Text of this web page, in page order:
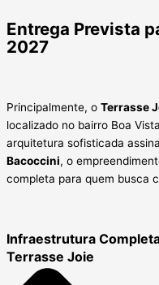
Entrega Prevista
2027
Principalmente, o Terrasse
localizado no bairro Boa
arquitetura sofisticada
Bacoccini, o
completa para quem busca
Infraestrutura
Terrasse Joie